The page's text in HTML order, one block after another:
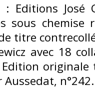
: Editions
sous chemise
titre
avec 18
originale
Aussedat,